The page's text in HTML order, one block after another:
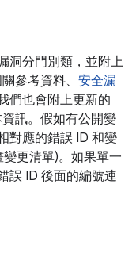
洞分門別類，並附上
參考資料、 安全漏
們也會附上更新的
訊。假如有公開變
對應的錯誤 ID 和變
更清單)。如果單一
誤 ID 後面的編號連